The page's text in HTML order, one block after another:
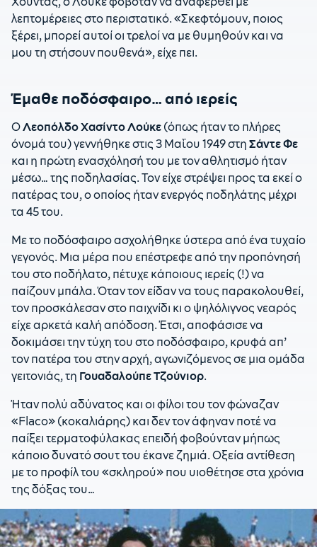
λεπτομέρειες στο περιστατικό. «Σκεφτόμουν, ποιος
ξέρει, μπορεί αυτοί οι τρελοί να με θυμηθούν και να
μου τη στήσουν πουθενά», είχε πει.
Έμαθε ποδόσφαιρο… από ιερείς
ΟΛεοπόλδο Χασίντο Λούκε (όπως ήταν το πλήρες
όνομά του) γεννήθηκε στις 3 Μαΐου 1949 στη Σάντε Φε
και η πρώτη ενασχόλησή του με τον αθλητισμό ήταν
μέσω… της ποδηλασίας. Τον είχε στρέψει προς τα εκεί ο
πατέρας του, ο οποίος ήταν ενεργός ποδηλάτης μέχρι
τα 45 του.
Με το ποδόσφαιρο ασχολήθηκε ύστερα από ένα τυχαίο
γεγονός. Μια μέρα που επέστρεφε από την προπόνησή
του στο ποδήλατο, πέτυχε κάποιους ιερείς (!) να
παίζουν μπάλα. Όταν τον είδαν να τους παρακολουθεί,
τον προσκάλεσαν στο παιχνίδι κι ο ψηλόλιγνος νεαρός
είχε αρκετά καλή απόδοση. Έτσι, αποφάσισε να
δοκιμάσει την τύχη του στο ποδόσφαιρο, κρυφά απ’
τον πατέρα του στην αρχή, αγωνιζόμενος σε μια ομάδα
γειτονιάς, τη Γουαδαλούπε Τζούνιορ.
Ήταν πολύ αδύνατος και οι φίλοι του τον φώναζαν
«Flaco» (κοκαλιάρης) και δεν τον άφηναν ποτέ να
παίξει τερματοφύλακας επειδή φοβούνταν μήπως
κάποιο δυνατό σουτ του έκανε ζημιά. Οξεία αντίθεση
με το προφίλ του «σκληρού» που υιοθέτησε στα χρόνια
της δόξας του…